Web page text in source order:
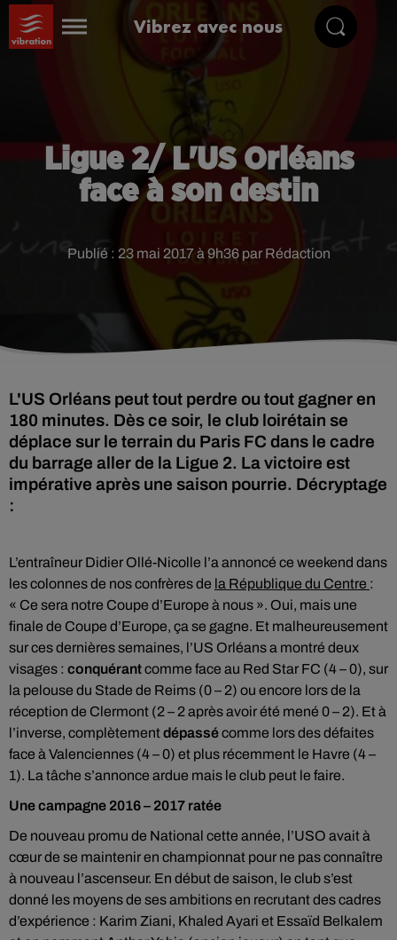
Vibrez avec nous
Ligue 2/ L'US Orléans
face à son destin
Publié : 23 mai 2017 à 9h36 par Rédaction
L'US Orléans peut tout perdre ou tout gagner en
180 minutes. Dès ce soir, le club loirétain se
déplace sur le terrain du Paris FC dans le cadre
du barrage aller de la Ligue 2. La victoire est
impérative après une saison pourrie. Décryptage
:
L’entraîneur Didier Ollé-Nicolle l’a annoncé ce weekend dans
les colonnes de nos confrères de la République du Centre :
« Ce sera notre Coupe d’Europe à nous ». Oui, mais une
finale de Coupe d’Europe, ça se gagne. Et malheureusement
sur ces dernières semaines, l’US Orléans a montré deux
visages : conquérantcomme face au Red Star FC (4 – 0), sur
la pelouse du Stade de Reims (0 – 2) ou encore lors de la
réception de Clermont (2 – 2 après avoir été mené 0 – 2). Et à
l’inverse, complètementdépassécomme lors des défaites
face à Valenciennes (4 – 0) et plus récemment le Havre (4 –
1). La tâche s’annonce ardue mais le club peut le faire.
Une campagne 2016 – 2017 ratée
De nouveau promu de National cette année, l’USO avait à
cœur de se maintenir en championnat pour ne pas connaître
à nouveau l’ascenseur. En début de saison, le club s’est
donné les moyens de ses ambitions en recrutant des cadres
d’expérience : Karim Ziani, Khaled Ayari et Essaïd Belkalem